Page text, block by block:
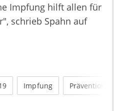
Impfung hilft allen für
schrieb Spahn auf
Impfung Prävention